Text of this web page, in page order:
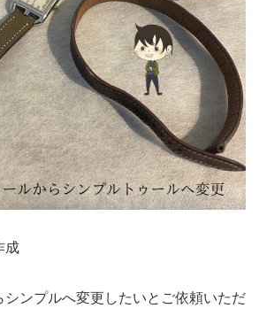
成
シンプルへ変更したいとご依頼いただ